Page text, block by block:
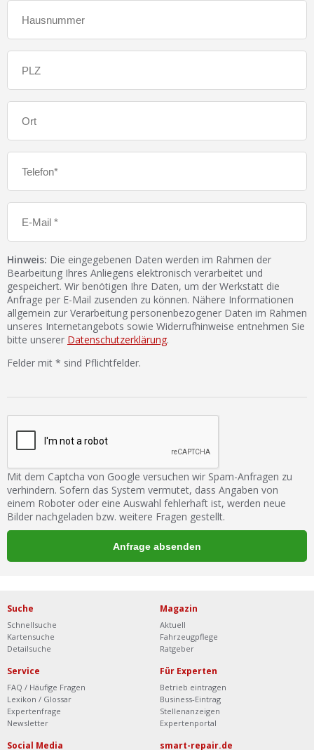
Hinweis: Die eingegebenen Daten werden im Rahmen der
Bearbeitung Ihres Anliegens elektronisch verarbeitet und
gespeichert. Wir benötigen Ihre Daten, um der Werkstatt die
Anfrage per E-Mail zusenden zu können. Nähere Informationen
allgemein zur Verarbeitung personenbezogener Daten im Rahmen
unseres Internetangebots sowie Widerrufhinweise entnehmen Sie
bitte unserer Datenschutzerklärung.
Felder mit * sind Pflichtfelder.
Mit dem Captcha von Google versuchen wir Spam-Anfragen zu
verhindern. Sofern das System vermutet, dass Angaben von
einem Roboter oder eine Auswahl fehlerhaft ist, werden neue
Bilder nachgeladen bzw. weitere Fragen gestellt.
Suche
Schnellsuche
Kartensuche
Detailsuche
Magazin
Aktuell
Fahrzeugpflege
Ratgeber
Service
FAQ / Häufige Fragen
Lexikon / Glossar
Expertenfrage
Newsletter
Für Experten
Betrieb eintragen
Business-Eintrag
Stellenanzeigen
Expertenportal
Social Media smart-repair.de